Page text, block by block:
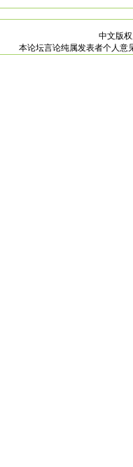
中文版
本论坛言论纯属发表者个人意